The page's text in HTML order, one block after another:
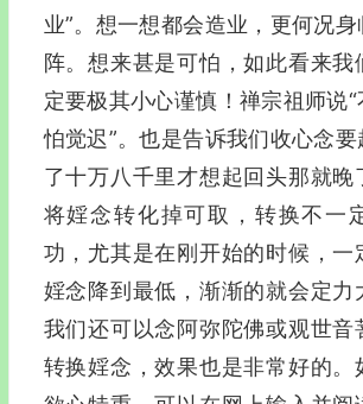
业”。想一想都会造业，更何况
阵。想来甚是可怕，如此看来我
定要极其小心谨慎！禅宗祖师说
怕觉迟”。也是告诉我们收心念
了十万八千里才想起回头那就晚
将婬念转化掉可取，转换不一
功，尤其是在刚开始的时候，一
婬念降到最低，渐渐的就会定力
我们还可以念阿弥陀佛或观世音
转换婬念，效果也是非常好的。